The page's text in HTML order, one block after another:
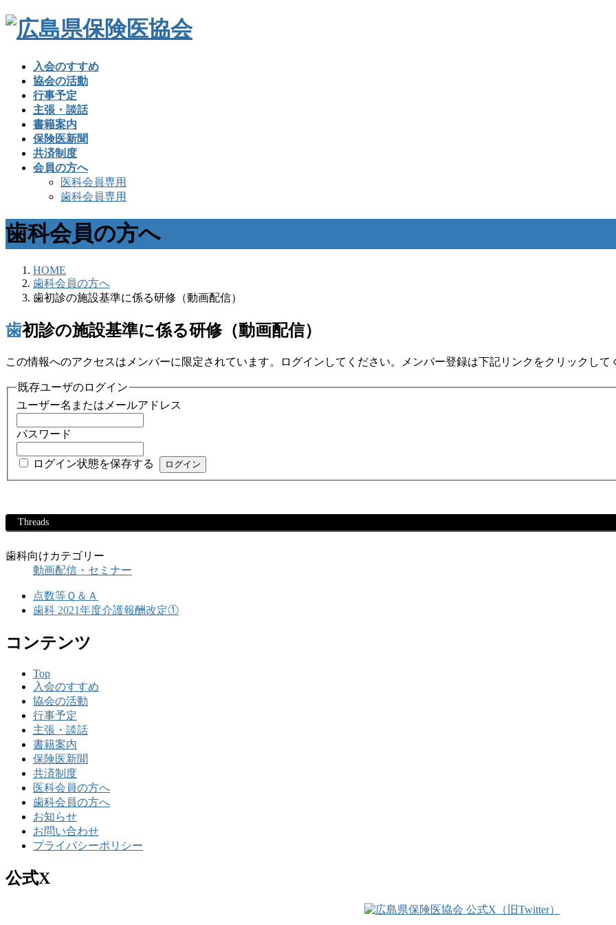
入会のすすめ
協会の活動
行事予定
主張・談話
書籍案内
保険医新聞
共済制度
会員の方へ
医科会員専用
歯科会員専用
歯科会員の方へ
HOME
歯科会員の方へ
歯初診の施設基準に係る研修（動画配信）
歯初診の施設基準に係る研修（動画配信）
この情報へのアクセスはメンバーに限定されています。ログインしてください。メンバー登録は下記リンクをクリックして
既存ユーザのログイン
ユーザー名またはメールアドレス
パスワード
ログイン状態を保存する
Threads
歯科向けカテゴリー
動画配信・セミナー
点数等Ｑ＆Ａ
歯科 2021年度介護報酬改定①
コンテンツ
Top
入会のすすめ
協会の活動
行事予定
主張・談話
書籍案内
保険医新聞
共済制度
医科会員の方へ
歯科会員の方へ
お知らせ
お問い合わせ
プライバシーポリシー
公式X